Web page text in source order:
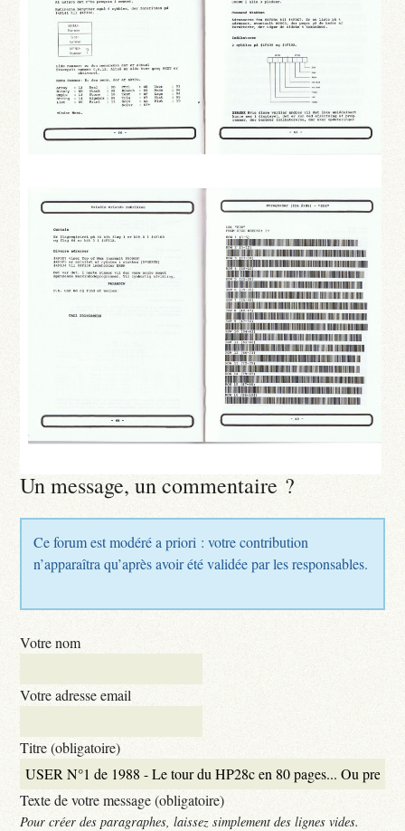
Un message, un commentaire ?
Ce forum est modéré a priori : votre contribution
n’apparaîtra qu’après avoir été validée par les responsables.
Votre nom
Votre adresse email
Titre (obligatoire)
Texte de votre message (obligatoire)
Pour créer des paragraphes, laissez simplement des lignes vides.